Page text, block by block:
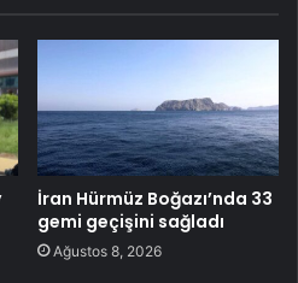
İran Hürmüz Boğazı’nda 33
gemi geçişini sağladı
Ağustos 8, 2026